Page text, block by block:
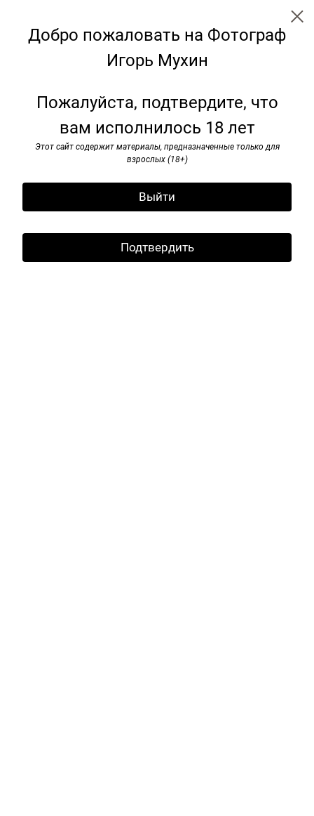
Добро пожаловать на Фотограф
Игорь Мухин
Пожалуйста, подтвердите, что
вам исполнилось 18 лет
Этот сайт содержит материалы, предназначенные только для
взрослых (18+)
Выйти
Подтвердить
Огород